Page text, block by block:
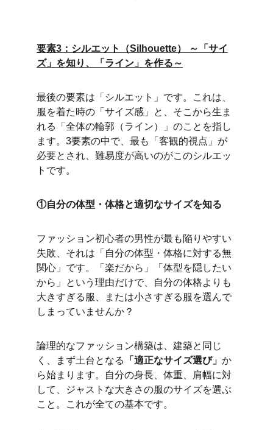
要素3：シルエット（Silhouette） ～「サイ
ズ」を知り、「ライン」を作る～
最後の要素は「シルエット」です。これは、
服を着た時の「サイズ感」と、そこから生ま
れる「全体の輪郭（ライン）」のことを指し
ます。3要素の中で、最も「客観的視点」が
必要とされ、難易度が高いのがこのシルエッ
トです。
①自分の体型・体格と適切なサイズを知る
ファッション初心者の男性が最も陥りやすい
失敗、それは「自分の体型・体格に対する無
関心」です。「楽だから」「体型を隠したい
から」という理由だけで、自分の体格よりも
大きすぎる服、または小さすぎる服を選んで
しまっていませんか？
論理的なファッション構築は、建築と同じ
く、まず土台となる
「適正なサイズ選び」 か
ら始まります。自分の身長、体重、肩幅に対
して、ジャストな大きさの服のサイズを選ぶ
こと。これが全ての基本です。